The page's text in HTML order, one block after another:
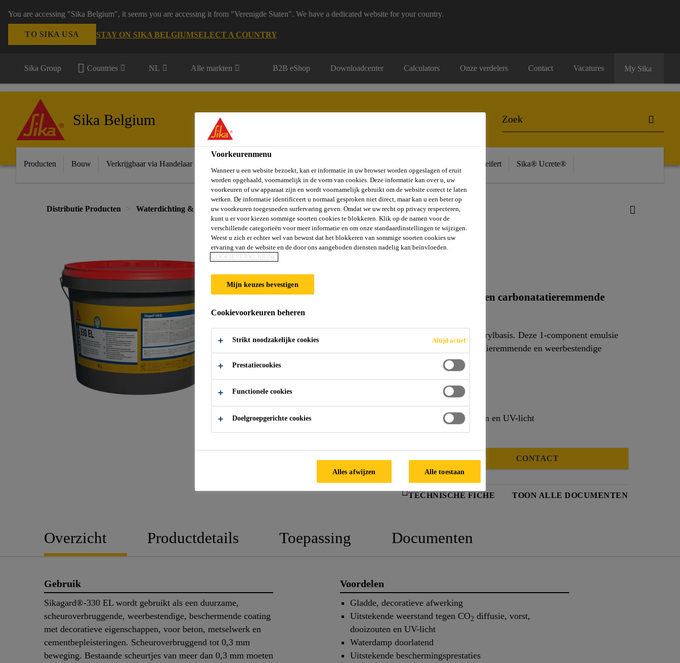
You are accessing "Sika Belgium", it seems you are accessing it from "Verenigde Staten". We have a dedicated website for your country.
TO SIKA USA STAY ON SIKA BELGIUMSELECT A COUNTRY
Sika Group Countries NL Alle markten B2B eShop Downloadcenter Calculators Onze verdelers Contact Vacatures My Sika
Sika Belgium
Producten Bouw Verkrijgbaar via Handelaar Seifert Sika® Ucrete®
Distributie Producten Waterdichting & Bescherming Betonbescherming Sikagard®-330 EL
Sikagard®-330 EL
(former MProtect 330EL)
Scheuroverbruggende, beschermende, decoratieve en carbonatatieremmende
coating voor beton en metselwerk.
Sikagard®-330 EL is een gladde, watergedragen coating op acrylbasis. Deze 1-component emulsie
droogt tot een scheuroverbruggende, beschermende, carbonatatieremmende en weerbestendige
coating.
Uitstekende weerstand tegen CO
diffusie, vorst, dooizouten en UV-licht
Waterdamp doorlatend
CONTACT
TECHNISCHE FICHE TOON ALLE DOCUMENTEN
Overzicht Productdetails Toepassing Documenten
Gebruik
Sikagard®-330 EL wordt gebruikt als een duurzame,
scheuroverbruggende, weerbestendige, beschermende coating
met decoratieve eigenschappen, voor beton, metselwerk en
cementbepleisteringen. Scheuroverbruggend tot 0,3 mm
beweging. Bestaande scheurtjes van meer dan 0,3 mm moeten
Voordelen
Gladde, decoratieve afwerking
Uitstekende weerstand tegen CO2 diffusie, vorst,
dooizouten en UV-licht
Waterdamp doorlatend
Uitstekende beschermingsprestaties
Voorkeurenmenu
Wanneer u een website bezoekt, kan er informatie in uw browser worden opgeslagen of eruit
worden opgehaald, voornamelijk in de vorm van cookies. Deze informatie kan over u, uw
voorkeuren of uw apparaat zijn en wordt voornamelijk gebruikt om de website correct te laten
werken. De informatie identificeert u normaal gesproken niet direct, maar kan u een beter op
uw voorkeuren toegesneden surfervaring geven. Omdat we uw recht op privacy respecteren,
kunt u er voor kiezen sommige soorten cookies te blokkeren. Klik op de namen voor de
verschillende categorieën voor meer informatie en om onze standaardinstellingen te wijzigen.
Weest u zich er echter wel van bewust dat het blokkeren van sommige soorten cookies uw
ervaring van de website en de door ons aangeboden diensten nadelig kan beïnvloeden.
COOKIEVERKLARING
Mijn keuzes bevestigen
Cookievoorkeuren beheren
Strikt noodzakelijke cookies Altijd actief
Prestatiecookies
Functionele cookies
Doelgroepgerichte cookies
Alles afwijzen Alle toestaan